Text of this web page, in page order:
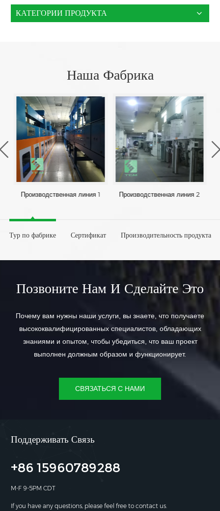
КАТЕГОРИИ ПРОДУКТА
Наша Фабрика
Производственная линия 1 Производственная линия 2
Тур по фабрике Сертификат Производительность продукта
Позвоните Нам И Сделайте Это
Почему вам нужны наши услуги, вы знаете, что получаете
высококвалифицированных специалистов, обладающих
знаниями и опытом, чтобы убедиться, что ваш проект
выполнен должным образом и функционирует.
СВЯЗАТЬСЯ С НАМИ
Поддерживать Связь
+86 15960789288
M-F 9-5PM CDT
If you have any questions, please feel free to contact us.